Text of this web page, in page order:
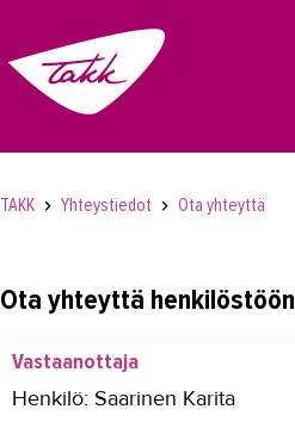
TAKK Yhteystiedot Ota yhteyttä
Ota yhteyttä henkilöstöön
Vastaanottaja
Henkilö: Saarinen Karita